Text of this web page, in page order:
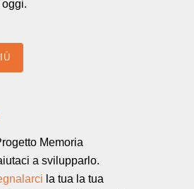
Memoria
a svilupparlo.
la tua la tua